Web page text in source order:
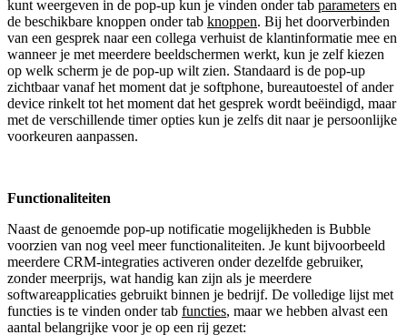
kunt weergeven in de pop-up kun je vinden onder tab parameters en
de beschikbare knoppen onder tab knoppen. Bij het doorverbinden
van een gesprek naar een collega verhuist de klantinformatie mee en
wanneer je met meerdere beeldschermen werkt, kun je zelf kiezen
op welk scherm je de pop-up wilt zien. Standaard is de pop-up
zichtbaar vanaf het moment dat je softphone, bureautoestel of ander
device rinkelt tot het moment dat het gesprek wordt beëindigd, maar
met de verschillende timer opties kun je zelfs dit naar je persoonlijke
voorkeuren aanpassen.
Functionaliteiten
Naast de genoemde pop-up notificatie mogelijkheden is Bubble
voorzien van nog veel meer functionaliteiten. Je kunt bijvoorbeeld
meerdere CRM-integraties activeren onder dezelfde gebruiker,
zonder meerprijs, wat handig kan zijn als je meerdere
softwareapplicaties gebruikt binnen je bedrijf. De volledige lijst met
functies is te vinden onder tab functies, maar we hebben alvast een
aantal belangrijke voor je op een rij gezet: